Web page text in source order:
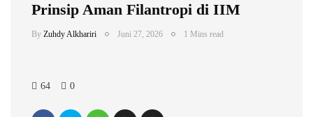
Prinsip Aman Filantropi di IIM
By Zuhdy Alkhariri Juni 27, 2026 1 Mins read
64 0